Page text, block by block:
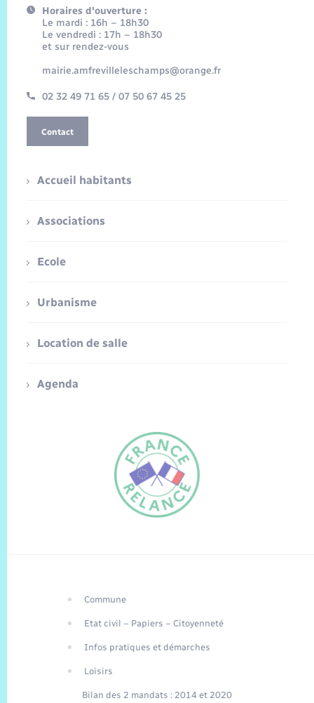
Traduction du
EN
Horaires d'ouverture :
Le mardi : 16h – 18h30
Le vendredi : 17h – 18h30
et sur rendez-vous
mairie.amfrevilleleschamps@orange.fr
02 32 49 71 65 / 07 50 67 45 25
Contact
Accueil habitants
Associations
Ecole
Urbanisme
Location de salle
Agenda
Commune
Etat civil – Papiers – Citoyenneté
Infos pratiques et démarches
Loisirs
Bilan des 2 mandats : 2014 et 2020